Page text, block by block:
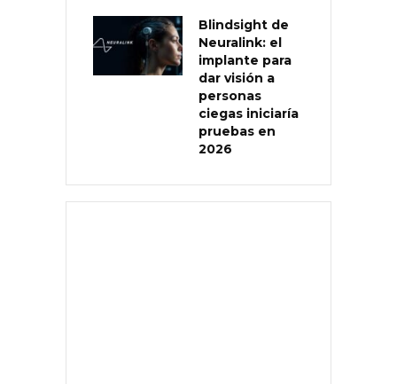
Blindsight de
Neuralink: el
implante para
dar visión a
personas
ciegas iniciaría
pruebas en
2026